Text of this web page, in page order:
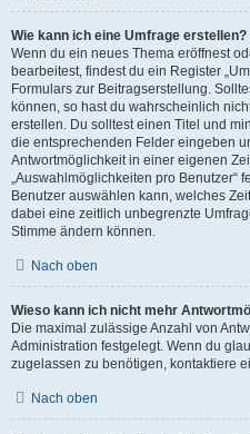
Wie kann ich eine Umfrage erstellen?
Wenn du ein neues Thema eröffnest
bearbeitest, findest du ein Register
Formulars zur Beitragserstellung.
können, so hast du wahrscheinlich
erstellen. Du solltest einen Titel und
die entsprechenden Felder eingeben
Antwortmöglichkeit in einer eigenen
„Auswahlmöglichkeiten pro Benutzer“
Benutzer auswählen kann, welches
dabei eine zeitlich unbegrenzte
Stimme ändern können.
Nach oben
Wieso kann ich nicht mehr
Die maximal zulässige Anzahl von
Administration festgelegt. Wenn du
zugelassen zu benötigen, kontaktiere
Nach oben